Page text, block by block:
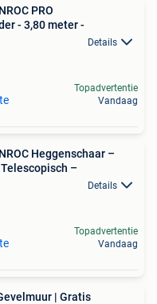
PRO
- 3,80 meter -
Details
Topadvertentie
Vandaag
Heggenschaar –
–
Details
Topadvertentie
Vandaag
| Gratis